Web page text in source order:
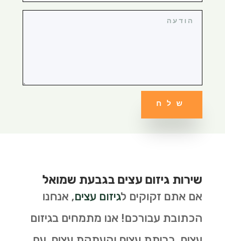
שלח
שירות גיזום עצים בגבעת שמואל
אם אתם זקוקים לגיזום עצים, אנחנו
הכתובת עבורכם! אנו מתמחים בגיזום